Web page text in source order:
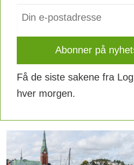
Få de siste sakene fra
hver morgen.